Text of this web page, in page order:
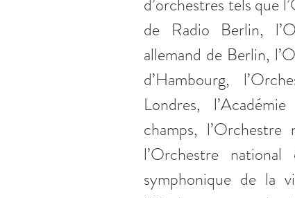
d’orchestres tels que
de Radio Berlin,
allemand de Berlin,
d’Hambourg,
Londres,
champs, l’Orchestre
l’Orchestre
symphonique de la